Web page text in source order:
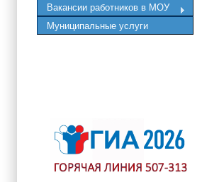
Вакансии работников в МОУ
Муниципальные услуги